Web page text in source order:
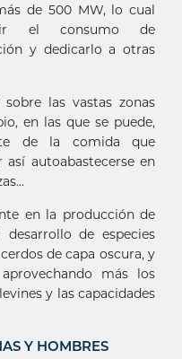
de 500 MW, lo cual
el consumo de
y dedicarlo a otras
las vastas zonas
en las que se puede,
de la comida que
autoabastecerse en
en la producción de
de especies
de capa oscura, y
más los
y las capacidades
Y HOMBRES